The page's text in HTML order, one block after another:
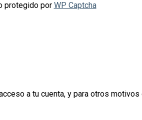
protegido por WP Captcha
a tu cuenta, y para otros